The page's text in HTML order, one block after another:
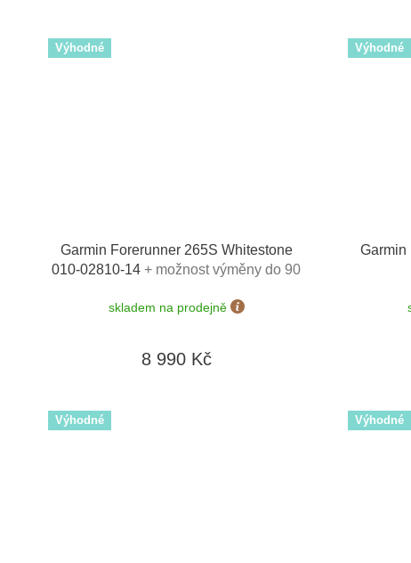
Výhodné
Garmin Forerunner 265S Whitestone
010-02810-14+ možnost výměny do 90
skladem na prodejně
8 990 Kč
Výhodné
Garmin
Výhodné Výhodné